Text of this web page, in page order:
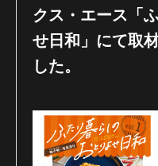
クス・エース「
せ日和」にて取
した。